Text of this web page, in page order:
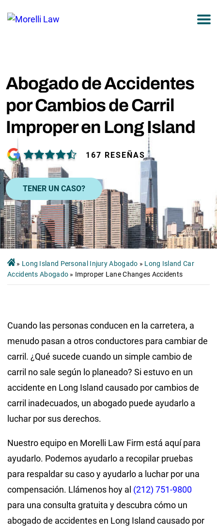
Abogado de Accidentes
por Cambios de Carril
Improper en Long Island
167 RESEÑAS
TENER UN CASO?
» Long Island Personal Injury Abogado » Long Island Car
Accidents Abogado » Improper Lane Changes Accidents
Cuando las personas conducen en la carretera, a
menudo pasan a otros conductores para cambiar de
carril. ¿Qué sucede cuando un simple cambio de
carril no sale según lo planeado? Si estuvo en un
accidente en Long Island causado por cambios de
carril inadecuados, un abogado puede ayudarlo a
luchar por sus derechos.
Nuestro equipo en Morelli Law Firm está aquí para
ayudarlo. Podemos ayudarlo a recopilar pruebas
para respaldar su caso y ayudarlo a luchar por una
compensación. Llámenos hoy al (212) 751-9800
para una consulta gratuita y descubra cómo un
abogado de accidentes en Long Island causado por